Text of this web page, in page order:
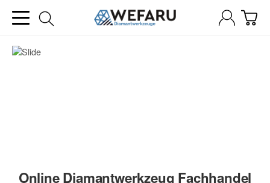
Online Diamantwerkzeug Fachhandel